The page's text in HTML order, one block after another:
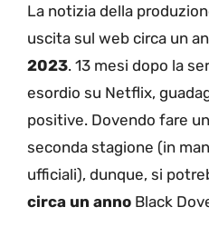
La notizia della
uscita sul web circa un
2023. 13 mesi dopo la
esordio su Netflix,
positive. Dovendo fare
seconda stagione (in
ufficiali), dunque, si
circa un anno Black